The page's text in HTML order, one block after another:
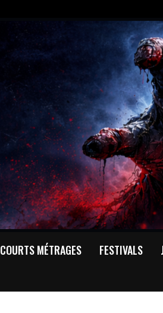
COURTS MÉTRAGES FESTIVALS